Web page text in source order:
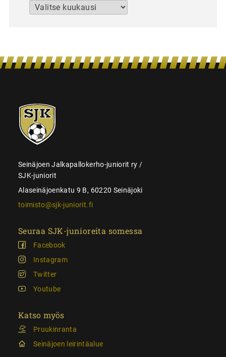
Arkistot
SJK-
juniorit
Seinäjoen Jalkapallokerho-juniorit ry /
SJK-juniorit
Alaseinäjoenkatu 9 B, 60220 Seinäjoki
toimisto@sjk-juniorit.fi
Seuraa SJK-junioreita somessa
Facebook
Instagram
Twitter
Youtube
Katso myös
Pruukinranta
Seinäjoen leirintäalue